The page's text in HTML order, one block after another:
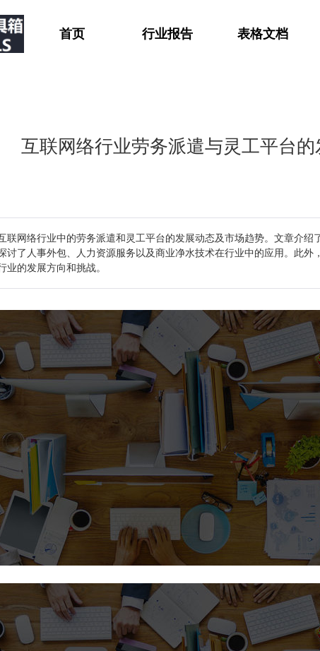
首页 行业报告 表格文档
互联网络行业劳务派遣与灵工平台的
联网络行业中的劳务派遣和灵工平台的发展动态及市场趋势。文章介绍
讨了人事外包、人力资源服务以及商业净水技术在行业中的应用。此外
业的发展方向和挑战。